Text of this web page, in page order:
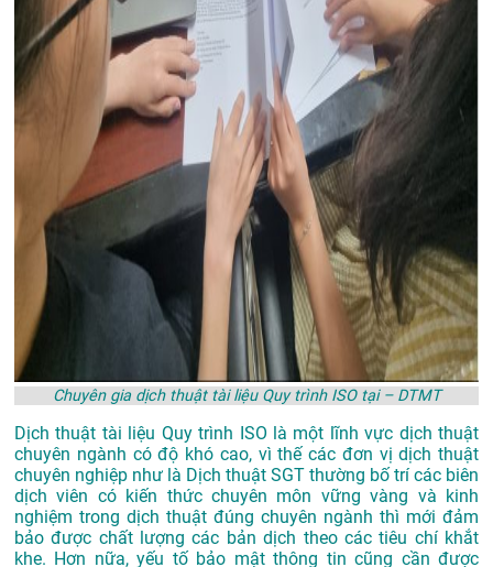
Chuyên gia dịch thuật tài liệu Quy trình ISO tại – DTMT
Dịch thuật tài liệu Quy trình ISO là một lĩnh vực dịch thuật
chuyên ngành có độ khó cao, vì thế các đơn vị dịch thuật
chuyên nghiệp như là Dịch thuật SGT thường bố trí các biên
dịch viên có kiến thức chuyên môn vững vàng và kinh
nghiệm trong dịch thuật đúng chuyên ngành thì mới đảm
bảo được chất lượng các bản dịch theo các tiêu chí khắt
khe. Hơn nữa, yếu tố bảo mật thông tin cũng cần được